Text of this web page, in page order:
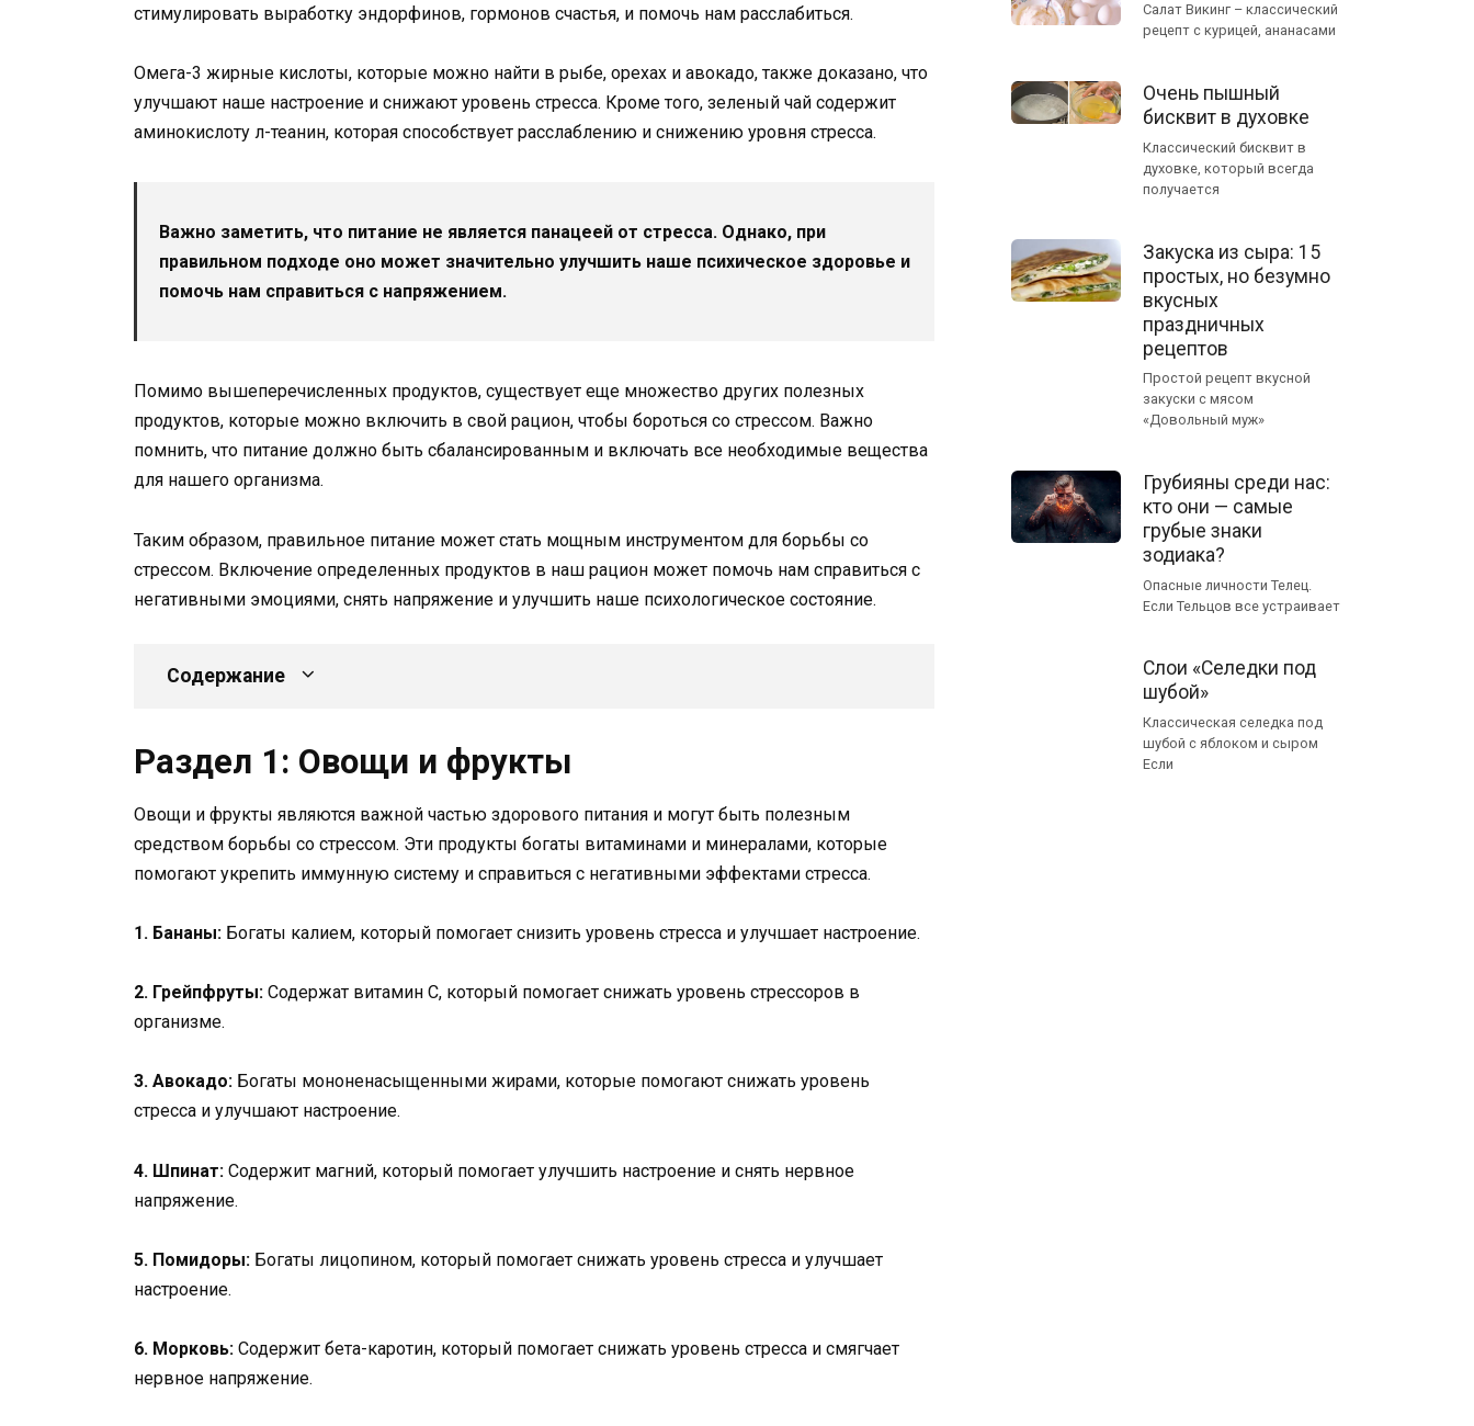
стимулировать выработку эндорфинов, гормонов счастья, и помочь нам расслабиться.
Омега-3 жирные кислоты, которые можно найти в рыбе, орехах и авокадо, также доказано, что
улучшают наше настроение и снижают уровень стресса. Кроме того, зеленый чай содержит
аминокислоту л-теанин, которая способствует расслаблению и снижению уровня стресса.
Важно заметить, что питание не является панацеей от стресса. Однако, при
правильном подходе оно может значительно улучшить наше психическое здоровье и
помочь нам справиться с напряжением.
Помимо вышеперечисленных продуктов, существует еще множество других полезных
продуктов, которые можно включить в свой рацион, чтобы бороться со стрессом. Важно
помнить, что питание должно быть сбалансированным и включать все необходимые вещества
для нашего организма.
Таким образом, правильное питание может стать мощным инструментом для борьбы со
стрессом. Включение определенных продуктов в наш рацион может помочь нам справиться с
негативными эмоциями, снять напряжение и улучшить наше психологическое состояние.
Содержание
Раздел 1: Овощи и фрукты
Овощи и фрукты являются важной частью здорового питания и могут быть полезным
средством борьбы со стрессом. Эти продукты богаты витаминами и минералами, которые
помогают укрепить иммунную систему и справиться с негативными эффектами стресса.
1. Бананы: Богаты калием, который помогает снизить уровень стресса и улучшает настроение.
2. Грейпфруты: Содержат витамин С, который помогает снижать уровень стрессоров в
организме.
3. Авокадо: Богаты мононенасыщенными жирами, которые помогают снижать уровень
стресса и улучшают настроение.
4. Шпинат: Содержит магний, который помогает улучшить настроение и снять нервное
напряжение.
5. Помидоры: Богаты лицопином, который помогает снижать уровень стресса и улучшает
настроение.
6. Морковь: Содержит бета-каротин, который помогает снижать уровень стресса и смягчает
нервное напряжение.
Салат Викинг – классический
рецепт с курицей, ананасами
Очень пышный
бисквит в духовке
Классический бисквит в
духовке, который всегда
получается
Закуска из сыра: 15
простых, но безумно
вкусных
праздничных
рецептов
Простой рецепт вкусной
закуски с мясом
«Довольный муж»
Грубияны среди нас:
кто они — самые
грубые знаки
зодиака?
Опасные личности Телец.
Если Тельцов все устраивает
Слои «Селедки под
шубой»
Классическая селедка под
шубой с яблоком и сыром
Если